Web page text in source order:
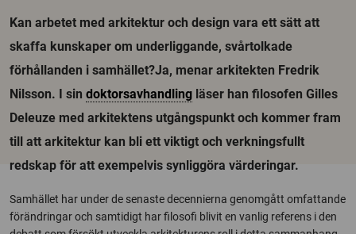
Kan arbetet med arkitektur och design vara ett sätt att
skaffa kunskaper om underliggande, svårtolkade
förhållanden i samhället?Ja, menar arkitekten Fredrik
Nilsson. I sin doktorsavhandling läser han filosofen Gilles
Deleuze med arkitektens utgångspunkt och kommer fram
till att arkitektur kan bli ett viktigt och verkningsfullt
redskap för att exempelvis synliggöra värderingar.
Samhället har under de senaste decennierna genomgått omfattande
förändringar och samtidigt har filosofi blivit en vanlig referens i den